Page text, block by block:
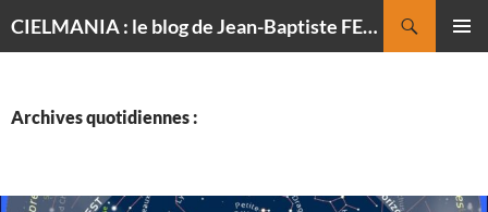
CIELMANIA : le blog de Jean-Baptiste FELDMANN, photographe du ciel
Archives quotidiennes :